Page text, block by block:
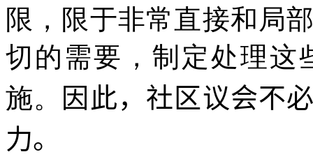
限，限于非常直接和局
切的需要，制定处理这
施。
因此，社区议会不
力。